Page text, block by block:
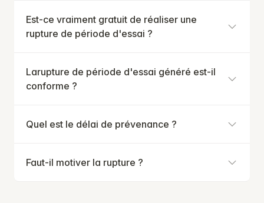
Est-ce vraiment gratuit de réaliser une
rupture de période d'essai ?
Larupture de période d'essai généré est-il
conforme ?
Quel est le délai de prévenance ?
Faut-il motiver la rupture ?